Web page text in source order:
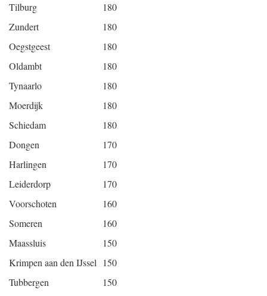
Tilburg
180
Zundert
180
Oegstgeest
180
Oldambt
180
Tynaarlo
180
Moerdijk
180
Schiedam
180
Dongen
170
Harlingen
170
Leiderdorp
170
Voorschoten
160
Someren
160
Maassluis
150
Krimpen aan den IJssel
150
Tubbergen
150